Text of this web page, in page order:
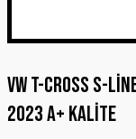
VW T-Cross S-
2023 A+ Kalite